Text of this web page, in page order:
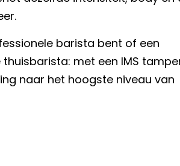
barista bent of een
met een IMS
naar het hoogste niveau van